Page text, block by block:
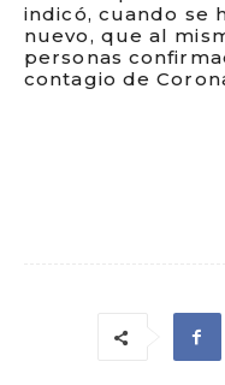
indicó, cuando se
nuevo, que al
personas
contagio de